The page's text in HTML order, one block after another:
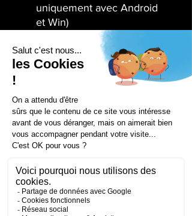
uniquement avec Android
et Win)
Plusieurs connexions SDK
Transpondeur ADS-B
Compatible avecUgCS
pour effectuer un
mapping vidéo en direct.
Drone Process est revendeur
officiel des applications UGCS